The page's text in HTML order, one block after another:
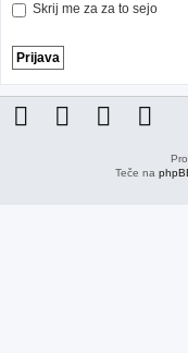
Skrij me za za to sejo
Teče na